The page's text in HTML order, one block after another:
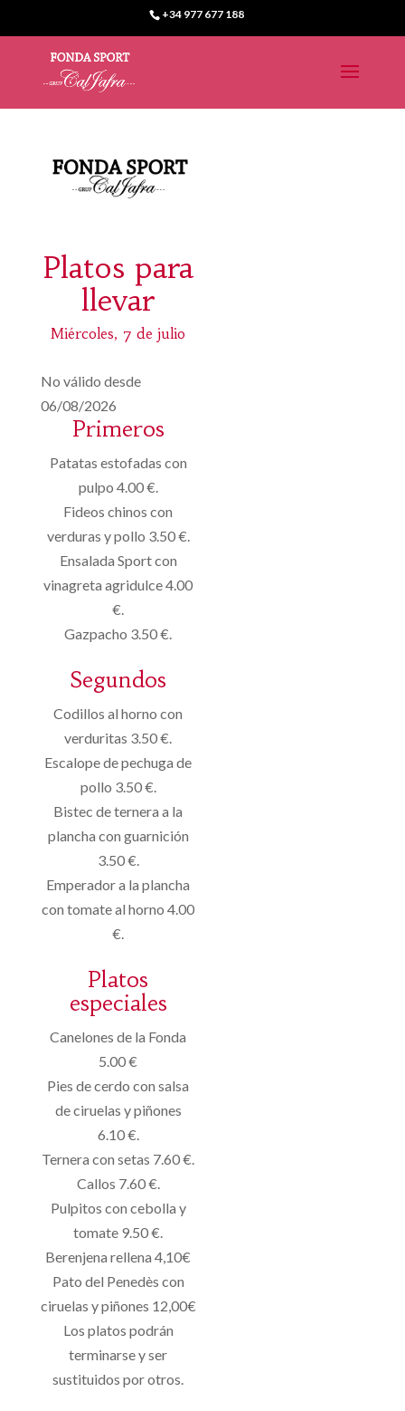
+34 977 677 188
Platos para
llevar
Miércoles, 7 de julio
No válido desde
06/08/2026
Primeros
Patatas estofadas con
pulpo 4.00 €.
Fideos chinos con
verduras y pollo 3.50 €.
Ensalada Sport con
vinagreta agridulce 4.00
€.
Gazpacho 3.50 €.
Segundos
Codillos al horno con
verduritas 3.50 €.
Escalope de pechuga de
pollo 3.50 €.
Bistec de ternera a la
plancha con guarnición
3.50 €.
Emperador a la plancha
con tomate al horno 4.00
€.
Platos
especiales
Canelones de la Fonda
5.00 €
Pies de cerdo con salsa
de ciruelas y piñones
6.10 €.
Ternera con setas 7.60 €.
Callos 7.60 €.
Pulpitos con cebolla y
tomate 9.50 €.
Berenjena rellena 4,10€
Pato del Penedès con
ciruelas y piñones 12,00€
Los platos podrán
terminarse y ser
sustituidos por otros.